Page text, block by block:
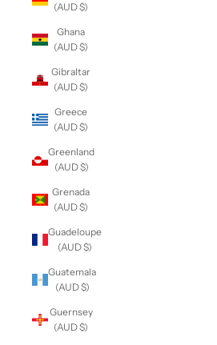
(AUD $)
Ghana
(AUD $)
Gibraltar
(AUD $)
Greece
(AUD $)
Greenland
(AUD $)
Grenada
(AUD $)
Guadeloupe
(AUD $)
Guatemala
(AUD $)
Guernsey
(AUD $)